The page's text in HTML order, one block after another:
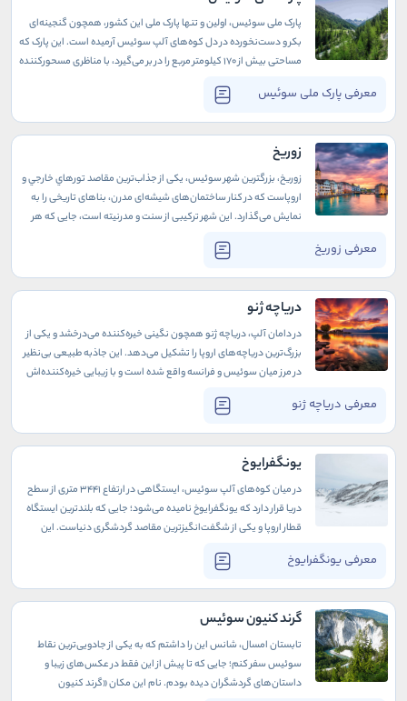
معرفی پارک ملی سوئیس
پارک ملی سوئیس، اولین و تنها پارک ملی این کشور، همچون گنجینه‌ای
بکر و دست‌نخورده در دل کوه‌های آلپ سوئیس آرمیده است. این پارک که
مساحتی بیش از ۱۷۰ کیلومتر مربع را در بر می‌گیرد، با مناظری مسحورکننده
چمنزارهای سرسبز، هر بازدیدکننده‌ای که با تور سوئيس به اینجا آمده را
به سفری در قلب طبیعت وحشی دعوت می‌کند.
زوریخ
معرفی زوریخ
زوریخ، بزرگترین شهر سوئیس، یکی از جذاب‌ترین مقاصد تورهاي خارجي و
اروپاست که در کنار ساختمان‌های شیشه‌ای مدرن، بناهای تاریخی را به
نمایش می‌گذارد. این شهر ترکیبی از سنت و مدرنیته است، جایی که هر
دریاچه ژنو
معرفی دریاچه ژنو
در دامان آلپ، دریاچه ژنو همچون نگینی خیره‌کننده می‌درخشد و یکی از
بزرگ‌ترین دریاچه‌های اروپا را تشکیل می‌دهد. این جاذبه طبیعی بی‌نظیر
در مرز میان سوئیس و فرانسه واقع شده است و با زیبایی خیره‌کننده‌اش
آب‌های زلال و فیروزه‌ای رنگش، نه‌تنها چشم‌اندازی شگفت‌انگیز برای
طبیعت‌دوستان فراهم می‌آورد، بلکه با فرهنگ و تاریخ غنی‌اش،
علاقه‌مندان به هنر و تمدن را نیز مسحور خود می‌کند.
یونگفرایوخ
معرفی یونگفرایوخ
در میان کوه‌های آلپ سوئیس، ایستگاهی در ارتفاع ۳۴۴۱ متری از سطح
دریا قرار دارد که یونگفرایوخ نامیده می‌شود؛ جایی که بلندترین ایستگاه
قطار اروپا و یکی از شگفت‌انگیزترین مقاصد گردشگری دنیاست. این
سوئیس، فضایی از آرامش و شکوه طبیعت را به بازدیدکنندگان هدیه
می‌کند.
گرند کنیون سوئیس
تابستان امسال، شانس این را داشتم که به یکی از جادویی‌ترین نقاط
سوئیس سفر کنم؛ جایی که تا پیش از این فقط در عکس‌های زیبا و
داستان‌های گردشگران دیده بودم. نام این مکان «گرند کنیون